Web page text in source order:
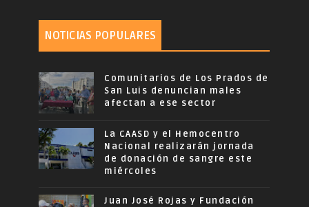
NOTICIAS POPULARES
Comunitarios de Los Prados de
San Luis denuncian males
afectan a ese sector
La CAASD y el Hemocentro
Nacional realizarán jornada
de donación de sangre este
miércoles
Juan José Rojas y Fundación